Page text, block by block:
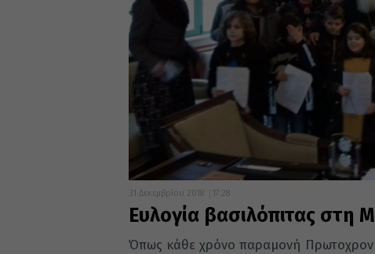
31 Δεκεμβρίου 2018 17:28
Ευλογία βασιλόπιτας
Όπως κάθε χρόνο παραμονή